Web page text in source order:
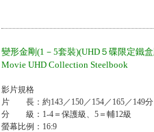
變形金剛(1－5套裝)(UHD５碟限定鐵
Movie UHD Collection Steelbook
影片規格
片 長：約143／150／154／165／149分
分 級：1-4＝保護級、5＝輔12級
螢幕比例：16:9